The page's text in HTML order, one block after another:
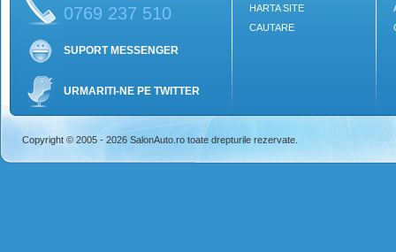
0769 237 510
SUPORT MESSENGER
URMARITI-NE PE TWITTER
HARTA SITE
CAUTARE
Copyright © 2005 - 2026 SalonAuto.ro toate drepturile rezervate.